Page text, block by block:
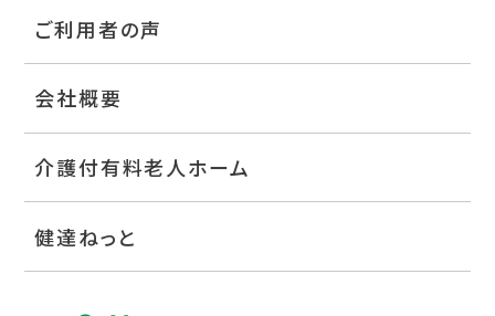
ご利用者の声
会社概要
介護付有料老人ホーム
健達ねっと